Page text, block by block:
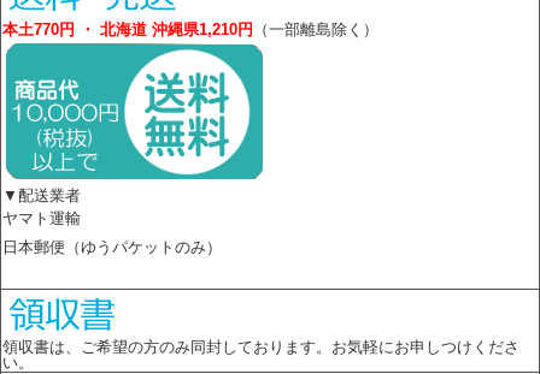
本土770円 ・ 北海道 沖縄県1,210円 （一部離島除く）
▼配送業者
ヤマト運輸
日本郵便（ゆうパケットのみ）
領収書は、ご希望の方のみ同封しております。お気軽にお申しつけくださ
い。